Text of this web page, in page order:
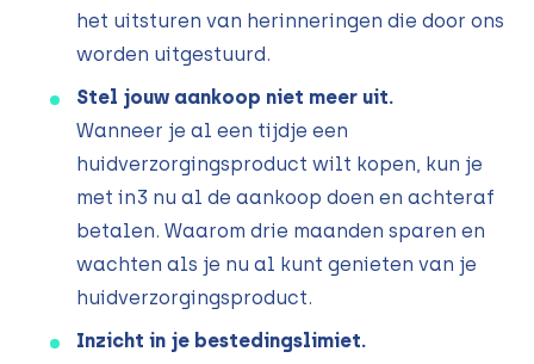
het uitsturen van herinneringen die door ons
worden uitgestuurd.
Stel jouw aankoop niet meer uit.
Wanneer je al een tijdje een
huidverzorgingsproduct wilt kopen, kun je
met in3 nu al de aankoop doen en achteraf
betalen. Waarom drie maanden sparen en
wachten als je nu al kunt genieten van je
huidverzorgingsproduct.
Inzicht in je bestedingslimiet.